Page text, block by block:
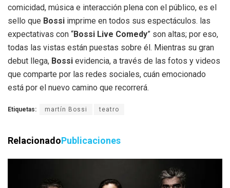
comicidad, música e interacción plena con el público, es el
sello que Bossi imprime en todos sus espectáculos. las
expectativas con “Bossi Live Comedy” son altas; por eso,
todas las vistas están puestas sobre él. Mientras su gran
debut llega, Bossi evidencia, a través de las fotos y videos
que comparte por las redes sociales, cuán emocionado
está por el nuevo camino que recorrerá.
Etiquetas: martín Bossi teatro
RelacionadoPublicaciones